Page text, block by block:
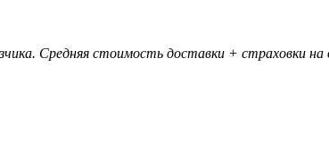
Средняя стоимость доставки + страховки